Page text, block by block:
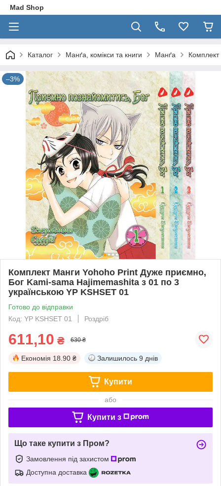
Mad Shop
Каталог Манґа, комікси та книги Манґа
–3%
Комплект Манги Yohoho Print Дуже приємно,
Бог Kami-sama Hajimemashita з 01 по 3
українською YP KSHSET 01
Готово до відправки
Код: YP KSHSET 01
Роздріб
611,10 ₴ 630 ₴
Економія 18.90 ₴ Залишилось 9 днів
Купити
або
Купити з
Що таке купити з Пром?
Замовлення під захистом
Доступна доставка